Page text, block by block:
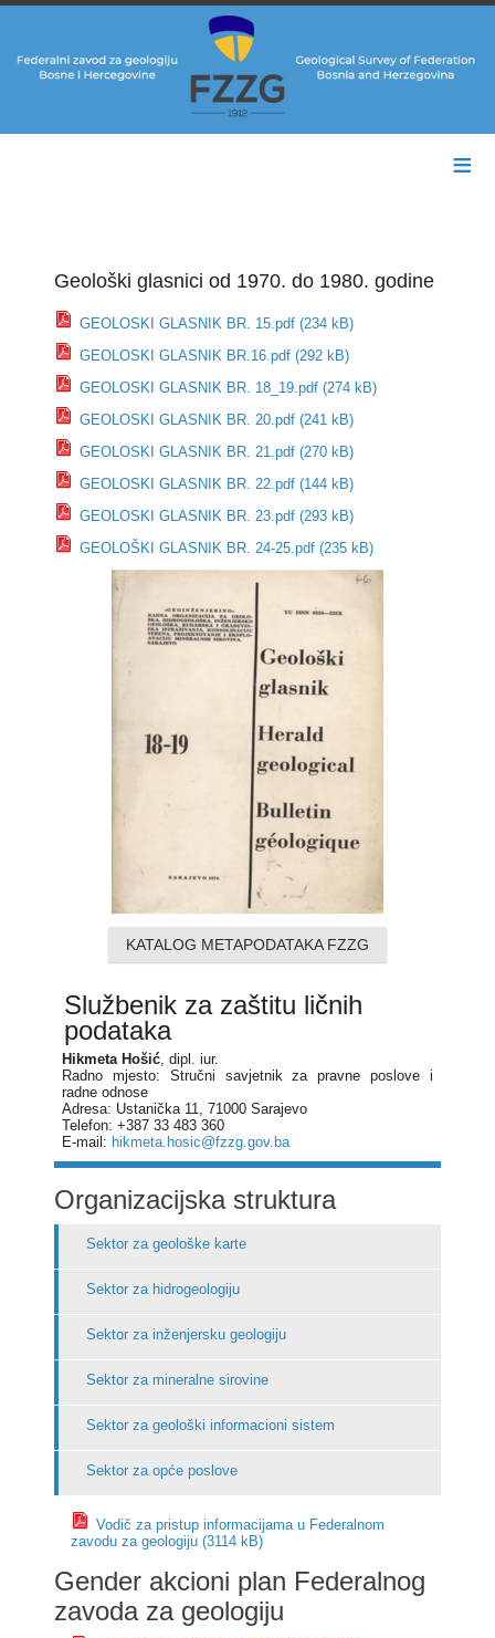
≡
Geološki glasnici od 1970. do 1980. godine
GEOLOSKI GLASNIK BR. 15.pdf (234 kB)
GEOLOSKI GLASNIK BR.16.pdf (292 kB)
GEOLOSKI GLASNIK BR. 18_19.pdf (274 kB)
GEOLOSKI GLASNIK BR. 20.pdf (241 kB)
GEOLOSKI GLASNIK BR. 21.pdf (270 kB)
GEOLOSKI GLASNIK BR. 22.pdf (144 kB)
GEOLOSKI GLASNIK BR. 23.pdf (293 kB)
GEOLOŠKI GLASNIK BR. 24-25.pdf (235 kB)
KATALOG METAPODATAKA FZZG
Službenik za zaštitu ličnih
podataka
Hikmeta Hošić, dipl. iur.
Radno mjesto: Stručni savjetnik za pravne poslove i
radne odnose
Adresa: Ustanička 11, 71000 Sarajevo
Telefon: +387 33 483 360
E-mail: hikmeta.hosic@fzzg.gov.ba
Organizacijska struktura
Sektor za geološke karte
Sektor za hidrogeologiju
Sektor za inženjersku geologiju
Sektor za mineralne sirovine
Sektor za geološki informacioni sistem
Sektor za opće poslove
Vodič za pristup informacijama u Federalnom
zavodu za geologiju (3114 kB)
Gender akcioni plan Federalnog
zavoda za geologiju